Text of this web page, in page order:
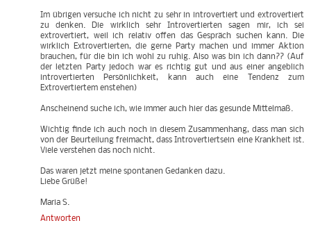
Im übrigen versuche ich nicht zu sehr in introvertiert und extrovertiert
zu denken. Die wirklich sehr Introvertierten sagen mir, ich sei
extrovertiert, weil ich relativ offen das Gespräch suchen kann. Die
wirklich Extrovertierten, die gerne Party machen und immer Aktion
brauchen, für die bin ich wohl zu ruhig. Also was bin ich dann?? (Auf
der letzten Party jedoch war es richtig gut und aus einer angeblich
introvertierten Persönlichkeit, kann auch eine Tendenz zum
Extrovertiertem enstehen)
Anscheinend suche ich, wie immer auch hier das gesunde Mittelmaß.
Wichtig finde ich auch noch in diesem Zusammenhang, dass man sich
von der Beurteilung freimacht, dass Introvertiertsein eine Krankheit ist.
Viele verstehen das noch nicht.
Das waren jetzt meine spontanen Gedanken dazu.
Liebe Grüße!
Maria S.
Antworten